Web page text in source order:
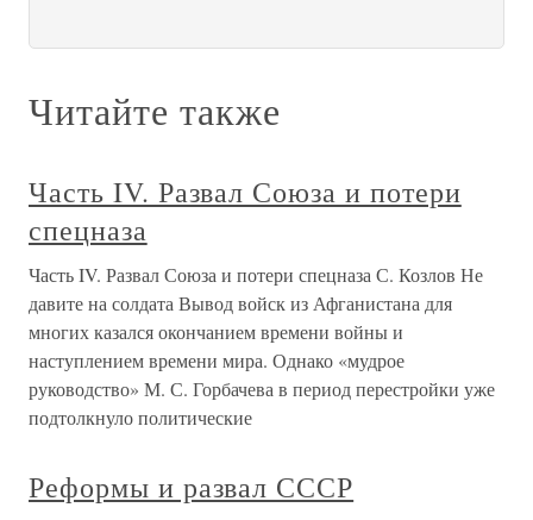
Читайте также
Часть IV. Развал Союза и потери
спецназа
Часть IV. Развал Союза и потери спецназа С. Козлов Не
давите на солдата Вывод войск из Афганистана для
многих казался окончанием времени войны и
наступлением времени мира. Однако «мудрое
руководство» М. С. Горбачева в период перестройки уже
подтолкнуло политические
Реформы и развал СССР